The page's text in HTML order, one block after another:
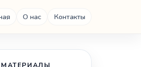
О нас Контакты